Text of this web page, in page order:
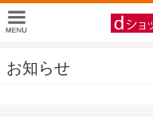
お知らせ